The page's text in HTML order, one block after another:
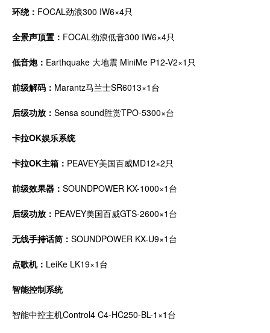
环绕： FOCAL劲浪300 IW6×4只
全景声顶置： FOCAL劲浪低音300 IW6×4只
低音炮： Earthquake 大地震 MiniMe P12-V2×1只
前级解码： Marantz马兰士SR6013×1台
后级功放： Sensa sound胜赏TPO-5300×台
卡拉OK娱乐系统
卡拉OK主箱： PEAVEY美国百威MD12×2只
前级效果器： SOUNDPOWER KX-1000×1台
后级功放： PEAVEY美国百威GTS-2600×1台
无线手持话筒： SOUNDPOWER KX-U9×1台
点歌机： LeiKe LK19×1台
智能控制系统
智能中控主机Control4 C4-HC250-BL-1×1台